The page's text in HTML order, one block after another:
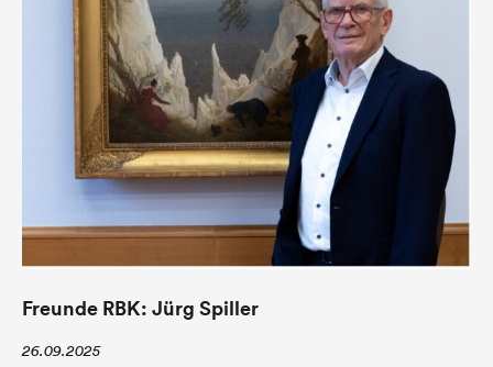
Freunde RBK: Jürg Spiller
26.09.2025